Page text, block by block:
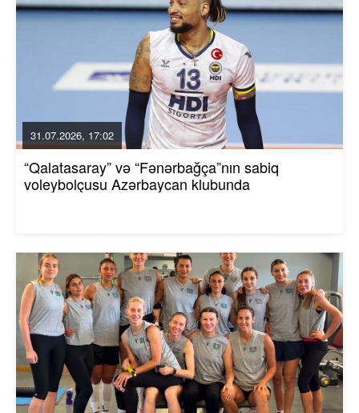
31.07.2026, 17:02
“Qalatasaray” və “Fənərbağça”nın sabiq
voleybolçusu Azərbaycan klubunda